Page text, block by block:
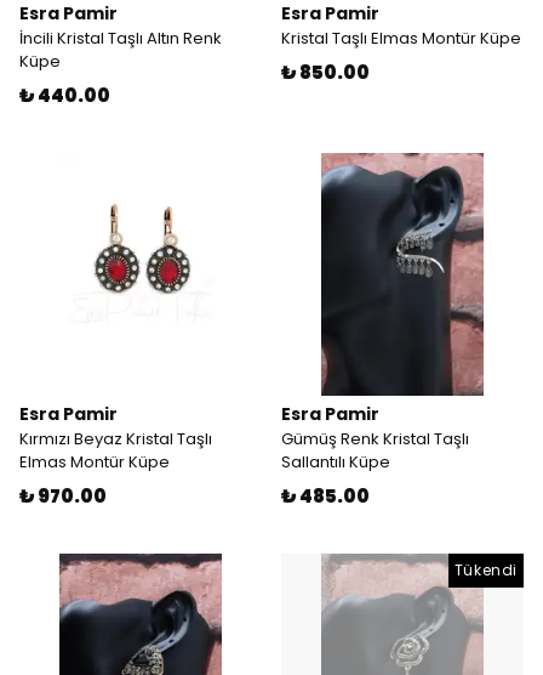
Esra Pamir
İncili Kristal Taşlı Altın Renk
Küpe
₺ 440.00
Esra Pamir
Kristal Taşlı Elmas Montür Küpe
₺ 850.00
Esra Pamir
Kırmızı Beyaz Kristal Taşlı
Elmas Montür Küpe
₺ 970.00
Esra Pamir
Gümüş Renk Kristal Taşlı
Sallantılı Küpe
₺ 485.00
Tükendi